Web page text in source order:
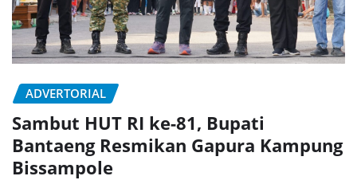
ADVERTORIAL
Sambut HUT RI ke-81, Bupati
Bantaeng Resmikan Gapura Kampung
Bissampole